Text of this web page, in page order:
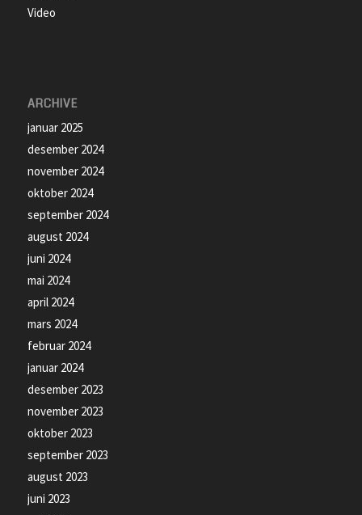
Video
ARCHIVE
januar 2025
desember 2024
november 2024
oktober 2024
september 2024
august 2024
juni 2024
mai 2024
april 2024
mars 2024
februar 2024
januar 2024
desember 2023
november 2023
oktober 2023
september 2023
august 2023
juni 2023